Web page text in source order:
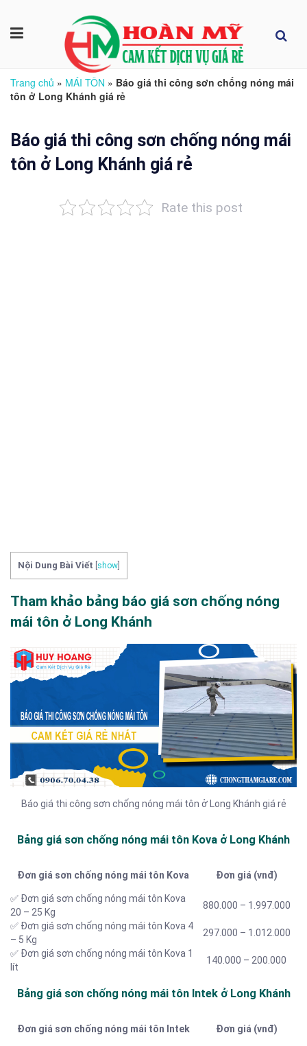
Trang chủ » MÁI TÔN » Báo giá thi công sơn chống nóng mái
tôn ở Long Khánh giá rẻ
Báo giá thi công sơn chống nóng mái
tôn ở Long Khánh giá rẻ
Rate this post
Nội Dung Bài Viết show
Tham khảo bảng báo giá sơn chống nóng
mái tôn ở Long Khánh
Báo giá thi công sơn chống nóng mái tôn ở Long Khánh giá rẻ
Bảng giá sơn chống nóng mái tôn Kova ở Long Khánh
Đơn giá sơn chống nóng mái tôn Kova Đơn giá (vnđ)
✅ Đơn giá sơn chống nóng mái tôn Kova
20 – 25 Kg
880.000 – 1.997.000
✅ Đơn giá sơn chống nóng mái tôn Kova 4
– 5 Kg
297.000 – 1.012.000
✅ Đơn giá sơn chống nóng mái tôn Kova 1
lít
140.000 – 200.000
Bảng giá sơn chống nóng mái tôn Intek ở Long Khánh
Đơn giá sơn chống nóng mái tôn Intek Đơn giá (vnđ)